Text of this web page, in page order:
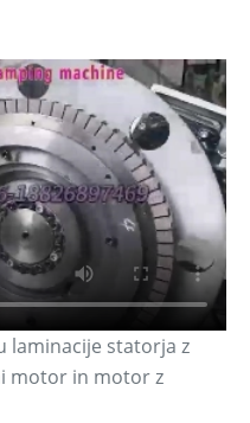
laminacije statorja z
motor in motor z